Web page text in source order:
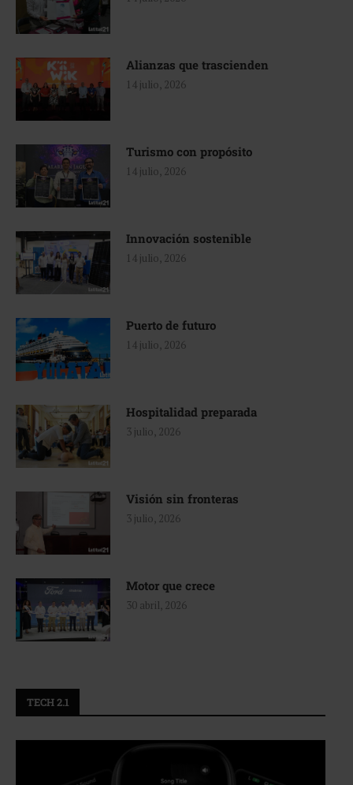
Alianzas que trascienden
14 julio, 2026
Turismo con propósito
14 julio, 2026
Innovación sostenible
14 julio, 2026
Puerto de futuro
14 julio, 2026
Hospitalidad preparada
3 julio, 2026
Visión sin fronteras
3 julio, 2026
Motor que crece
30 abril, 2026
TECH 2.1